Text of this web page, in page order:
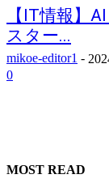
【IT情報】
スター...
mikoe-editor1 -
0
MOST READ